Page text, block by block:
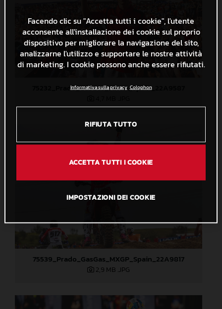
75232_Prado_GasGas_MXGP_Spain_22A9587
75539_Prado_GasGas_MXGP_Spain_22A9817
2,9 MB .JPG
Facendo clic su "Accetta tutti i cookie", l'utente
acconsente all'installazione dei cookie sul proprio
dispositivo per migliorare la navigazione del sito,
analizzarne l'utilizzo e supportare le nostre attività
di marketing. I cookie possono anche essere rifiutati.
Informativa sulla privacy Colophon
RIFIUTA TUTTO
ACCETTA TUTTI I COOKIE
IMPOSTAZIONI DEI COOKIE